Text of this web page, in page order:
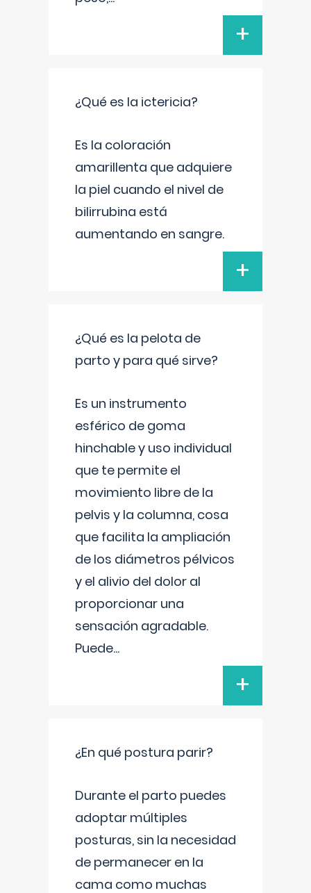
+
¿Qué es la ictericia?
Es la coloración
amarillenta que adquiere
la piel cuando el nivel de
bilirrubina está
aumentando en sangre.
+
¿Qué es la pelota de
parto y para qué sirve?
Es un instrumento
esférico de goma
hinchable y uso individual
que te permite el
movimiento libre de la
pelvis y la columna, cosa
que facilita la ampliación
de los diámetros pélvicos
y el alivio del dolor al
proporcionar una
sensación agradable.
Puede...
+
¿En qué postura parir?
Durante el parto puedes
adoptar múltiples
posturas, sin la necesidad
de permanecer en la
cama como muchas